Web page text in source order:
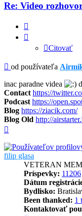
Re: Video
Citovať
Príspevok
od používateľa
inac paradne videa
Contact https://
Podcast https://
Blog https://ziacik.com/
Blog Old http://
filip glasa
VETERAN
Príspevky: 11206
Dátum
Bydlisko:
Been thanked: 1
Kontaktovať